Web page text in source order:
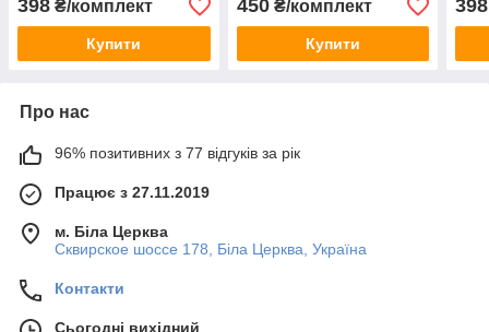
398 ₴/комплект
Купити
450₴/комплект
Купити
398
Про нас
96% позитивних з 77 відгуків за рік
Працює з 27.11.2019
м. Біла Церква
Сквирское шоссе 178, Біла Церква, Україна
Контакти
Сьогодні вихідний